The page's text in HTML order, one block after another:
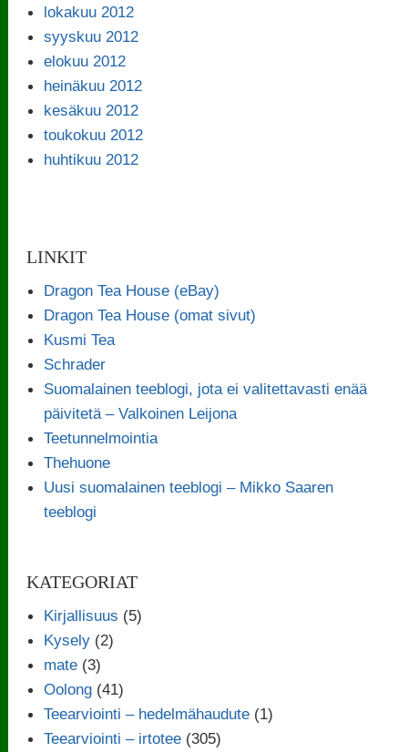
lokakuu 2012
syyskuu 2012
elokuu 2012
heinäkuu 2012
kesäkuu 2012
toukokuu 2012
huhtikuu 2012
LINKIT
Dragon Tea House (eBay)
Dragon Tea House (omat sivut)
Kusmi Tea
Schrader
Suomalainen teeblogi, jota ei valitettavasti enää
päivitetä – Valkoinen Leijona
Teetunnelmointia
Thehuone
Uusi suomalainen teeblogi – Mikko Saaren
teeblogi
KATEGORIAT
Kirjallisuus (5)
Kysely (2)
mate (3)
Oolong (41)
Teearviointi – hedelmähaudute (1)
Teearviointi – irtotee (305)